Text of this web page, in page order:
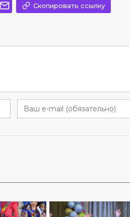
Скопировать ссылку